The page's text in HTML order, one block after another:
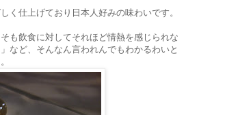
く仕上げており日本人好みの味わいです。
も飲食に対してそれほど情熱を感じられな
など、そんなん言われんでもわかるわいと